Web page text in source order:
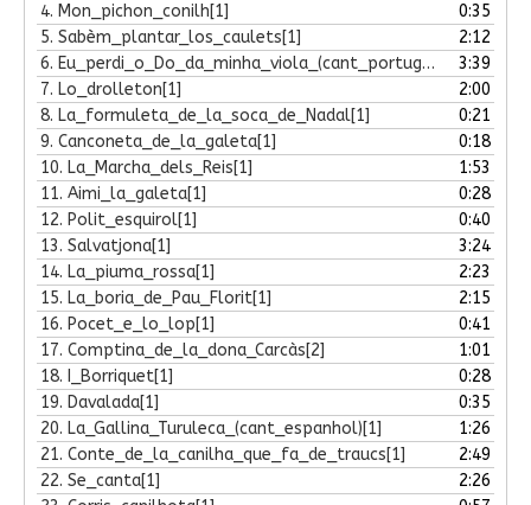
4. Mon_pichon_conilh[1]
0:35
5. Sabèm_plantar_los_caulets[1]
2:12
6. Eu_perdi_o_Do_da_minha_viola_(cant_portugués)[1]
3:39
7. Lo_drolleton[1]
2:00
8. La_formuleta_de_la_soca_de_Nadal[1]
0:21
9. Canconeta_de_la_galeta[1]
0:18
10. La_Marcha_dels_Reis[1]
1:53
11. Aimi_la_galeta[1]
0:28
12. Polit_esquirol[1]
0:40
13. Salvatjona[1]
3:24
14. La_piuma_rossa[1]
2:23
15. La_boria_de_Pau_Florit[1]
2:15
16. Pocet_e_lo_lop[1]
0:41
17. Comptina_de_la_dona_Carcàs[2]
1:01
18.
I_Borriquet[1]
0:28
19. Davalada[1]
0:35
20. La_Gallina_Turuleca_(cant_espanhol)[1]
1:26
21. Conte_de_la_canilha_que_fa_de_traucs[1]
2:49
22. Se_canta[1]
2:26